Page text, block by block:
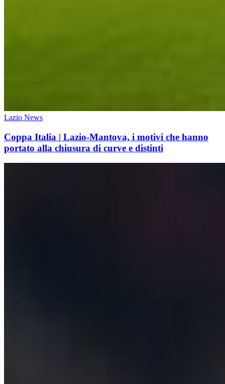
Lazio News
Coppa Italia | Lazio-Mantova, i motivi che hanno
portato alla chiusura di curve e distinti